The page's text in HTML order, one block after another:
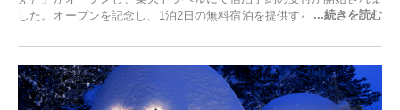
した。オープンを記念し、1泊2日の無料宿泊を提供するキャンペーン
一組限定の宿だからこそ叶う、大切な人との特別な時間を体験いただ
けます。